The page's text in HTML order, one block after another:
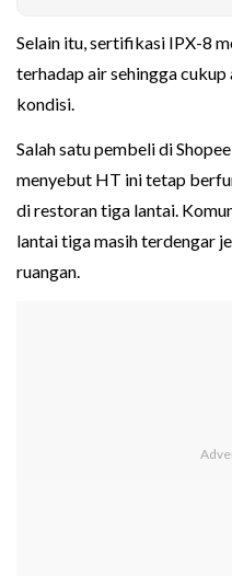
Selain itu, sertifikasi IPX-8
terhadap air sehingga
kondisi.
Salah satu pembeli di
menyebut HT ini tetap
di restoran tiga lantai.
lantai tiga masih terdengar
ruangan.